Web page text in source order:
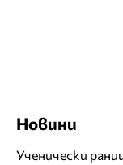
Новини
Ученически